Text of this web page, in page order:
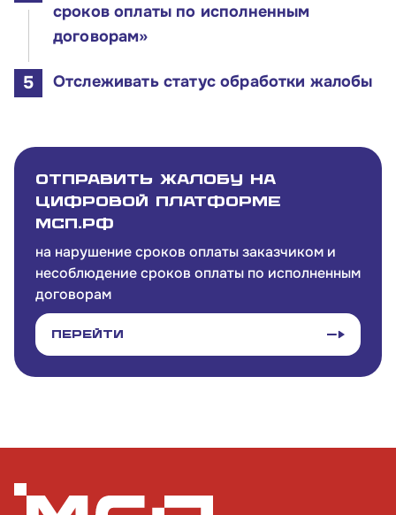
сроков оплаты по исполненным
договорам»
Отслеживать статус обработки жалобы
Отправить жалобу на
цифровой платформе
МСП.РФ
на нарушение сроков оплаты заказчиком и
несоблюдение сроков оплаты по исполненным
договорам
Перейти